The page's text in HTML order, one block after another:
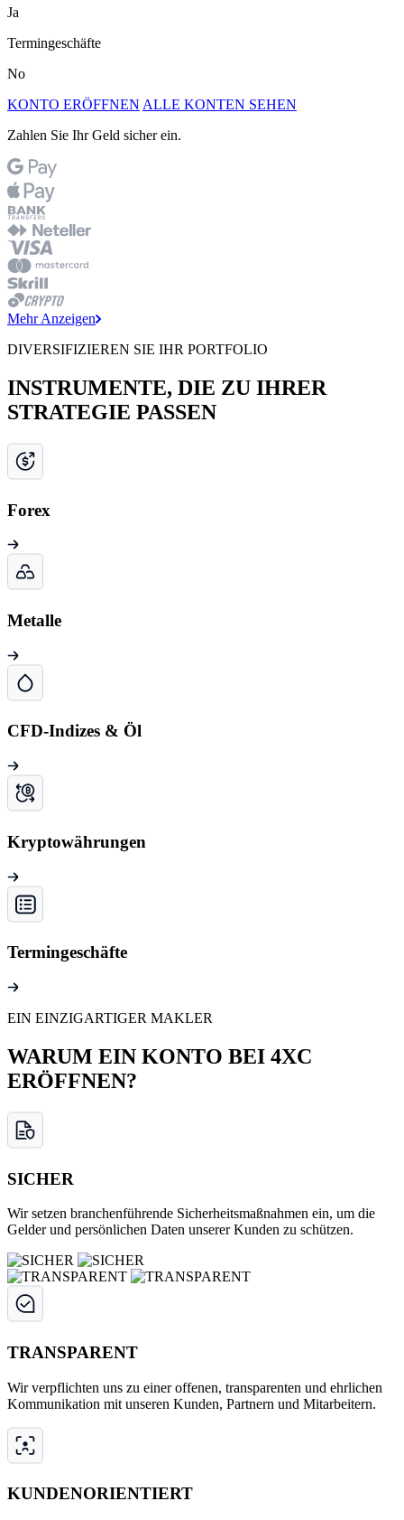
Ja
Termingeschäfte
No
KONTO ERÖFFNEN ALLE KONTEN SEHEN
Zahlen Sie Ihr Geld sicher ein.
Mehr Anzeigen
DIVERSIFIZIEREN SIE IHR PORTFOLIO
INSTRUMENTE, DIE ZU IHRER
STRATEGIE PASSEN
Forex
Metalle
CFD-Indizes & Öl
Kryptowährungen
Termingeschäfte
EIN EINZIGARTIGER MAKLER
WARUM EIN KONTO BEI 4XC
ERÖFFNEN?
SICHER
Wir setzen branchenführende Sicherheitsmaßnahmen ein, um die
Gelder und persönlichen Daten unserer Kunden zu schützen.
TRANSPARENT
Wir verpflichten uns zu einer offenen, transparenten und ehrlichen
Kommunikation mit unseren Kunden, Partnern und Mitarbeitern.
KUNDENORIENTIERT